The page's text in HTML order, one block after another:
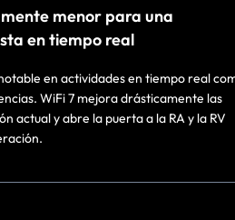
menor para una
en tiempo real
en actividades en tiempo real
WiFi 7 mejora drásticamente las
actual y abre la puerta a la RA y la RV